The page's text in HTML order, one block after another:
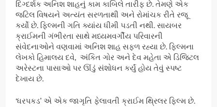
દિગ્દર્શક અનિશ શાહનું કામ કાબિલે તારીફ છે. તેમણે એક
જટિલ વિષયને અત્યંત સરળતાથી અને રોમાંચક રીતે રજૂ
કર્યો છે. ફિલ્મની ગતિ ક્યાંય ધીમી પડતી નથી. સાયબર
ક્રાઈમની ગંભીરતા સાથે મધ્યમવર્ગીય પરિવારની
સંવેદનાઓને વણવામાં અનિશ શાહ સફળ રહ્યા છે. ફિલ્મના
લેખકો હિમાલય દવે, અંકિત ગોર અને દેવ મહેતા એ ડિજિટલ
અરેસ્ટના પાસાઓ પર ઊંડું સંશોધન કર્યું હોય તેવું સ્પષ્ટ
દેખાય છે.
‘ધરપકડ’ એ એક જાગૃતિ ફેલાવતી ક્રાઈમ થ્રિલર ફિલ્મ છે.